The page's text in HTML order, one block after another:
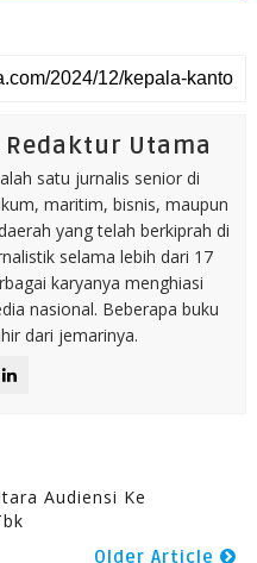
Utama
satu jurnalis senior di
maritim, bisnis, maupun
yang telah berkiprah di
selama lebih dari 17
karyanya menghiasi
nasional. Beberapa buku
dari jemarinya.
Audiensi Ke
Older Article